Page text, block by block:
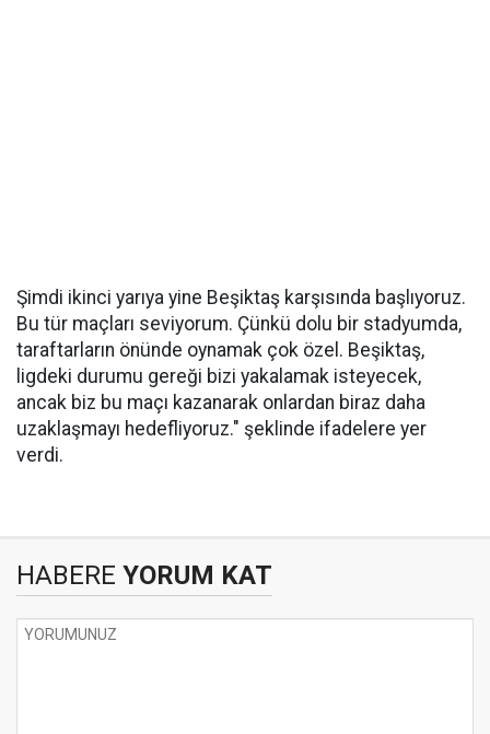
Şimdi ikinci yarıya yine Beşiktaş karşısında başlıyoruz.
Bu tür maçları seviyorum. Çünkü dolu bir stadyumda,
taraftarların önünde oynamak çok özel. Beşiktaş,
ligdeki durumu gereği bizi yakalamak isteyecek,
ancak biz bu maçı kazanarak onlardan biraz daha
uzaklaşmayı hedefliyoruz." şeklinde ifadelere yer
verdi.
HABERE YORUM KAT